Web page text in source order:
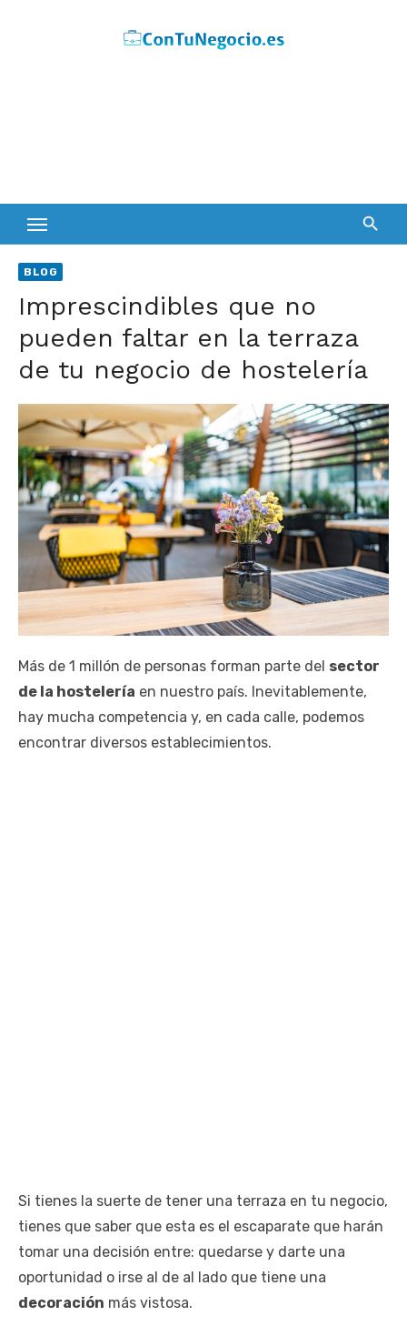
BLOG
Imprescindibles que no
pueden faltar en la terraza
de tu negocio de hostelería
Más de 1 millón de personas forman parte del sector
de la hostelería en nuestro país. Inevitablemente,
hay mucha competencia y, en cada calle, podemos
encontrar diversos establecimientos.
Si tienes la suerte de tener una terraza en tu negocio,
tienes que saber que esta es el escaparate que harán
tomar una decisión entre: quedarse y darte una
oportunidad o irse al de al lado que tiene una
decoración más vistosa.